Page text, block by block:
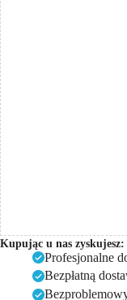
Kupując u nas zyskujesz:
Profesjonalne
Bezpłatną